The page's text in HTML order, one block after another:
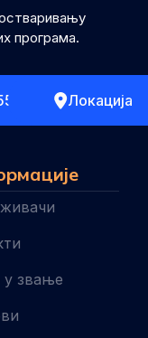
програма.
Локација
у звање